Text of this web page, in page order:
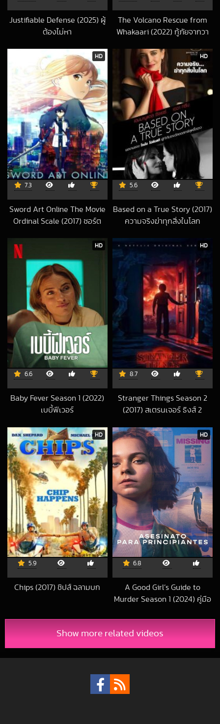
Justifiable Defense (2025) ผู้
ต้องไม่หา
The Volcano Rescue from
Whakaari (2022) กู้ภัยจากวา
2022-12-23 UTC
HD
7.3
Sword Art Online The Movie
Ordinal Scale (2017) ซอร์ต
2022-09-06 UTC
HD
5.6
Based on a True Story (2017)
ความจริงฆ่าทุกสิ่งในโลก
HD
6.6
Baby Fever Season 1 (2022)
เบบี้ฟีเวอร์
HD
8.7
Stranger Things Season 2
(2017) สเตรนเจอร์ ธิงส์ 2
HD
5.9
Chips (2017) ชิปส์ ฉลามบก
HD
6.8
A Good Girl’s Guide to
Murder Season 1 (2024) คู่มือ
Show more related videos